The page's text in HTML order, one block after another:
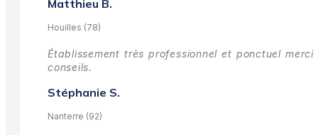
Matthieu B.
Houilles (78)
Établissement très professionnel et ponctuel
conseils.
Stéphanie S.
Nanterre (92)